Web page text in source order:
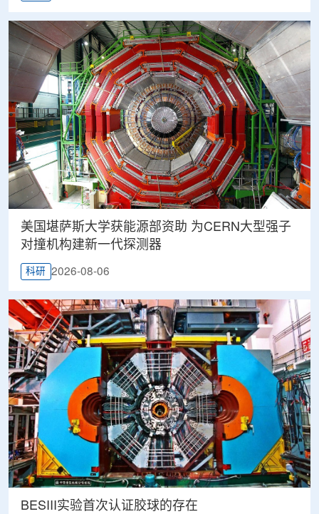
美国堪萨斯大学获能源部资助 为CERN大型强子
对撞机构建新一代探测器
科研 2026-08-06
BESIII实验首次认证胶球的存在